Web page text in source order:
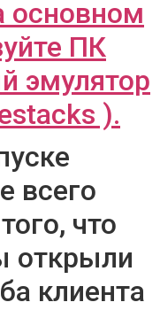
основном
ПК
эмулятор
).
всего
что
открыли
клиента